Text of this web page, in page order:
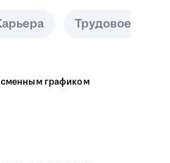
Трудовое право
сменным графиком